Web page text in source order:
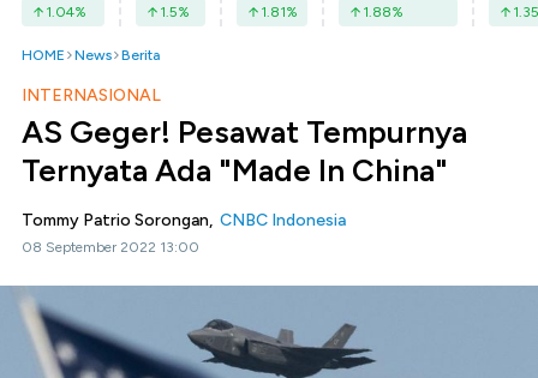
1.04% 1.5% 1.81% 1.88% 1.35
HOME News Berita
INTERNASIONAL
AS Geger! Pesawat Tempurnya
Ternyata Ada "Made In China"
Tommy Patrio Sorongan, CNBC Indonesia
08 September 2022 13:00